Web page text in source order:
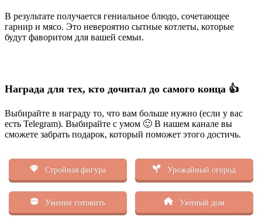
В результате получается гениальное блюдо, сочетающее
гарнир и мясо. Это невероятно сытные котлеты, которые
будут фаворитом для вашей семьи.
Награда для тех, кто дочитал до самого конца 👍
Выбирайте в награду то, что вам больше нужно (если у вас
есть Telegram). Выбирайте с умом 🙂 В нашем канале вы
сможете забрать подарок, который поможет этого достичь.
Стройная фигура Урожайный огород
Умение готовить Уютный дом